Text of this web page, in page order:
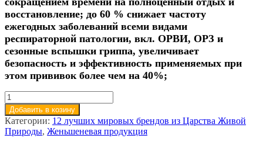
восстановление; до 60 % снижает частоту
ежегодных заболеваний всеми видами
респираторной патологии, вкл. ОРВИ, ОРЗ и
сезонные вспышки гриппа, увеличивает
безопасность и эффективность применяемых при
этом прививок более чем на 40%;
Добавить в козину
Категории: 12 лучших мировых брендов из Царства Живой
Природы, Женьшеневая продукция